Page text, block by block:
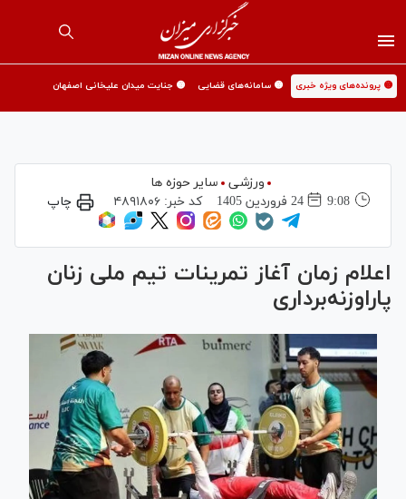
🟡 پرونده‌های ویژه خبری 🟡 سامانه‌های قضایی 🟡 جنایت میدان علیخانی اصفهان
ورزشی
سایر حوزه ها
9:08
24 فروردين 1405 کد خبر: ۴۸۹۱۸۰۶ چاپ
اعلام زمان آغاز تمرینات تیم ملی زنان
پاراوزنه‌برداری